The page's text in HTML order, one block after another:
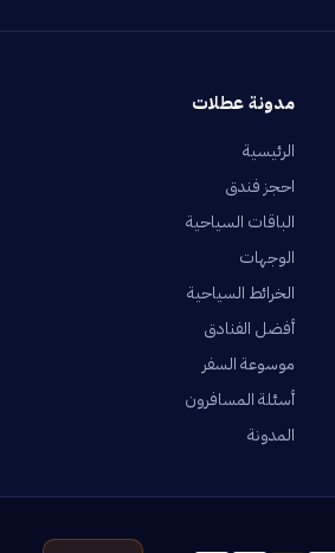
مدونة عطلات
الرئيسية
احجز فندق
الباقات السياحية
الوجهات
الخرائط السياحية
أفضل الفنادق
موسوعة السفر
أسئلة المسافرون
المدونة